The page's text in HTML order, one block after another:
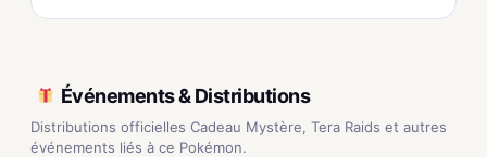
Événements & Distributions
Distributions officielles Cadeau Mystère, Tera Raids et autres
événements liés à ce Pokémon.